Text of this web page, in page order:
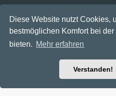
Diese Website nutzt Cookies,
bestmöglichen Komfort bei
bieten. Mehr erfahren
Verstanden!
Ravaio Theme